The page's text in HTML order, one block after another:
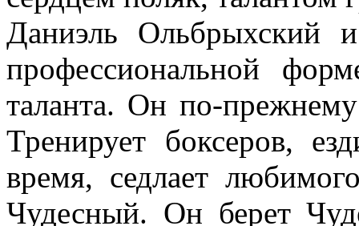
Даниэль Ольбрыхский
профессиональной
таланта. Он по-
Тренирует боксеров,
время, седлает
Чудесный. Он берет